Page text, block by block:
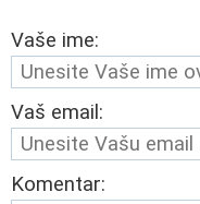
Vaše ime:
Vaš email:
Komentar: